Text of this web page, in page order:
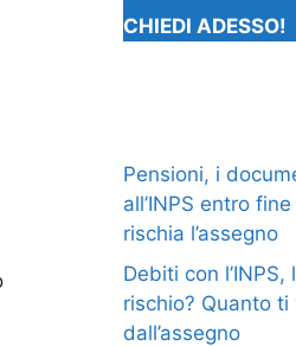
CHIEDI ADESSO!
Pensioni, i
all’INPS entro
rischia l’assegno
Debiti con
rischio? Quanto
dall’assegno